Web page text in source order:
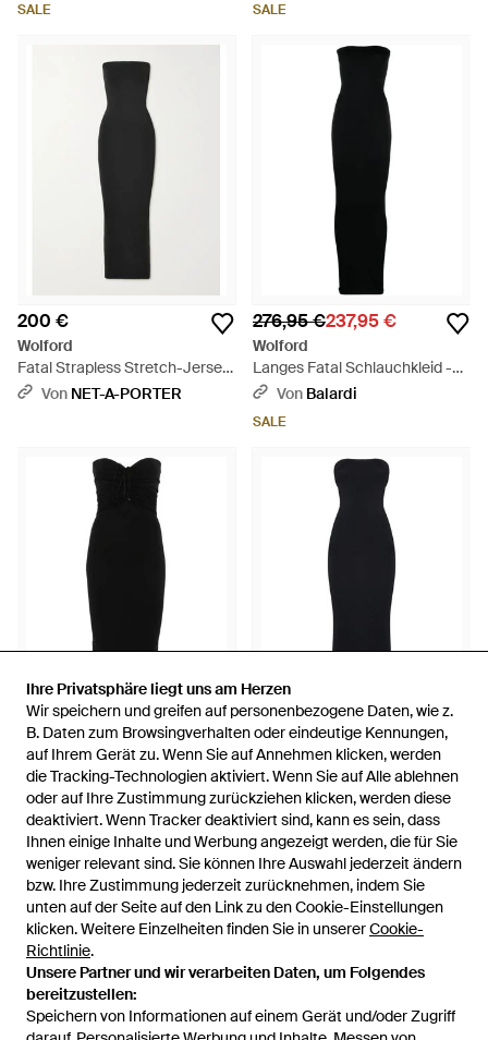
Ihre Privatsphäre liegt uns am Herzen
Wir speichern und greifen auf personenbezogene Daten, wie z.
B. Daten zum Browsingverhalten oder eindeutige Kennungen,
auf Ihrem Gerät zu. Wenn Sie auf Annehmen klicken, werden
die Tracking-Technologien aktiviert. Wenn Sie auf Alle ablehnen
oder auf Ihre Zustimmung zurückziehen klicken, werden diese
deaktiviert. Wenn Tracker deaktiviert sind, kann es sein, dass
Ihnen einige Inhalte und Werbung angezeigt werden, die für Sie
weniger relevant sind. Sie können Ihre Auswahl jederzeit ändern
bzw. Ihre Zustimmung jederzeit zurücknehmen, indem Sie
unten auf der Seite auf den Link zu den Cookie-Einstellungen
klicken. Weitere Einzelheiten finden Sie in unsererCookie-
Richtlinie.
Unsere Partner und wir verarbeiten Daten, um Folgendes
bereitzustellen:
Speichern von Informationen auf einem Gerät und/oder Zugriff
Ihre Privatsphäre liegt uns am Herzen
Wir speichern und greifen auf personenbezogene Daten, wie z.
B. Daten zum Browsingverhalten oder eindeutige Kennungen,
auf Ihrem Gerät zu. Wenn Sie auf Annehmen klicken, werden
die Tracking-Technologien aktiviert. Wenn Sie auf Alle ablehnen
oder auf Ihre Zustimmung zurückziehen klicken, werden diese
deaktiviert. Wenn Tracker deaktiviert sind, kann es sein, dass
Ihnen einige Inhalte und Werbung angezeigt werden, die für Sie
weniger relevant sind. Sie können Ihre Auswahl jederzeit ändern
bzw. Ihre Zustimmung jederzeit zurücknehmen, indem Sie
unten auf der Seite auf den Link zu den Cookie-Einstellungen
klicken. Weitere Einzelheiten finden Sie in unsererCookie-
Richtlinie.
Unsere Partner und wir verarbeiten Daten, um Folgendes
bereitzustellen:
Speichern von Informationen auf einem Gerät und/oder Zugriff
SALE SALE
200 €
Wolford
Fatal Strapless Stretch-Jersey
Maxi Dress - Schwarz
Von NET-A-PORTER
276,95 €237,95 €
Wolford
Langes Fatal Schlauchkleid -
Schwarz
Von Balardi
SALE
296 €126 €
Wolford
Fatal Jerseykleid - Schwarz
VonFARFETCH
SALE
215 €184,50 €
Wolford
Fatal schwarzes kleid
Von Miinto